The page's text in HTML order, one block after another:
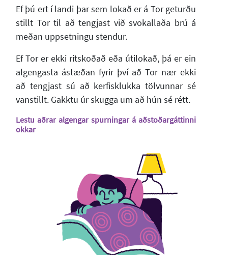
Ef þú ert í landi þar sem lokað er á Tor geturðu
stillt Tor til að tengjast við svokallaða brú á
meðan uppsetningu stendur.
Ef Tor er ekki ritskoðað eða útilokað, þá er ein
algengasta ástæðan fyrir því að Tor nær ekki
að tengjast sú að kerfisklukka tölvunnar sé
vanstillt. Gakktu úr skugga um að hún sé rétt.
Lestu aðrar algengar spurningar á aðstoðargáttinni
okkar